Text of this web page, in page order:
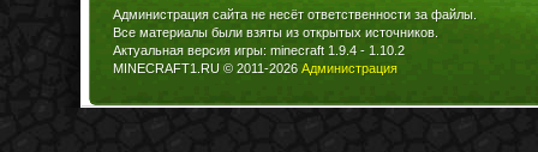
Администрация сайта не несёт ответственности за файлы.
Все материалы были взяты из открытых источников.
Актуальная версия игры: minecraft 1.9.4 - 1.10.2
MINECRAFT1.RU © 2011-2026 Администрация